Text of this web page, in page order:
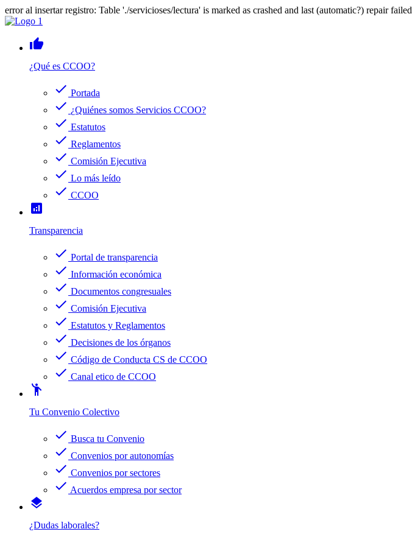
error al insertar registro: Table './servicioses/lectura' is marked as crashed and last (automatic?) repair failed
thumb_up
¿Qué es CCOO?
check Portada
check ¿Quiénes somos Servicios CCOO?
check Estatutos
check Reglamentos
check Comisión Ejecutiva
check Lo más leído
check CCOO
analytics
Transparencia
check Portal de transparencia
check Información económica
check Documentos congresuales
check Comisión Ejecutiva
check Estatutos y Reglamentos
check Decisiones de los órganos
check Código de Conducta CS de CCOO
check Canal etico de CCOO
emoji_people
Tu Convenio Colectivo
check Busca tu Convenio
check Convenios por autonomías
check Convenios por sectores
check Acuerdos empresa por sector
layers
¿Dudas laborales?